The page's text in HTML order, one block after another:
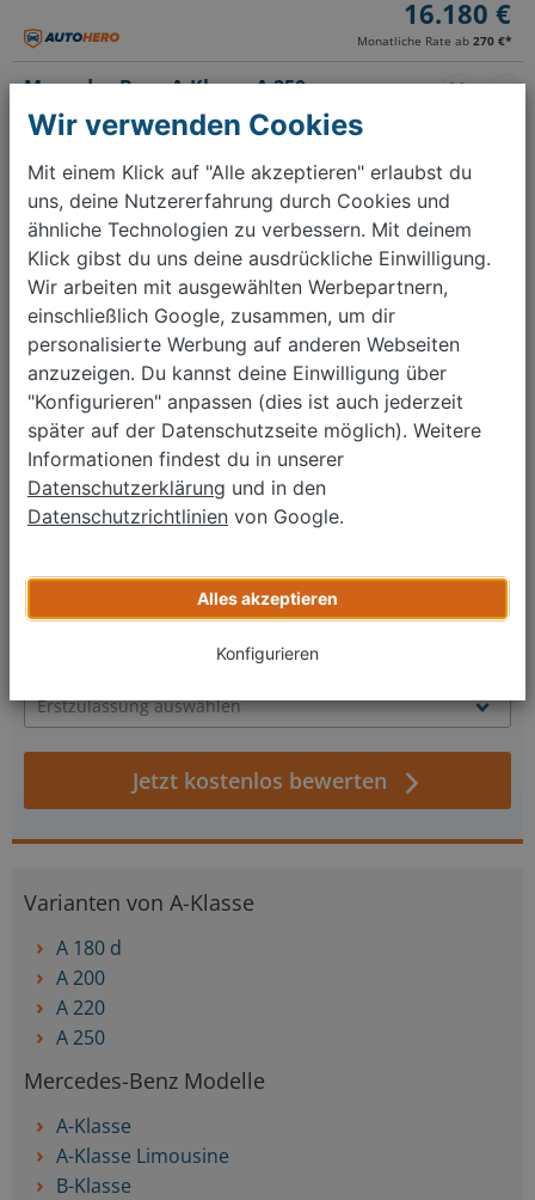
16.180 €
Monatliche Rate ab 270 €*
Mercedes-Benz A-Klasse A 250
08/2018
51.472 km
Automatik
Benzin
165 kW (225 PS)
≈ 160 g CO₂/km (Komb.) ≈ 6,2 l/100 km (Komb.)
21.140 €
Monatliche Rate ab
Zurück 1 2 Weiter
Auto verkaufen?
Kostenlos bewerten, Termin buchen, schnell & einfach
Jetzt kostenlos bewerten
Varianten von A-Klasse
A 180 d
A 200
A 220
A 250
Mercedes-Benz Modelle
A-Klasse
A-Klasse Limousine
B-Klasse
Wir verwenden Cookies
Mit einem Klick auf "Alle akzeptieren" erlaubst du
uns, deine Nutzererfahrung durch Cookies und
ähnliche Technologien zu verbessern. Mit deinem
Klick gibst du uns deine ausdrückliche Einwilligung.
Wir arbeiten mit ausgewählten Werbepartnern,
einschließlich Google, zusammen, um dir
personalisierte Werbung auf anderen Webseiten
anzuzeigen. Du kannst deine Einwilligung über
"Konfigurieren" anpassen (dies ist auch jederzeit
später auf der Datenschutzseite möglich). Weitere
Informationen findest du in unserer
Datenschutzerklärung und in den
Datenschutzrichtlinien von Google.
Alles akzeptieren
Konfigurieren